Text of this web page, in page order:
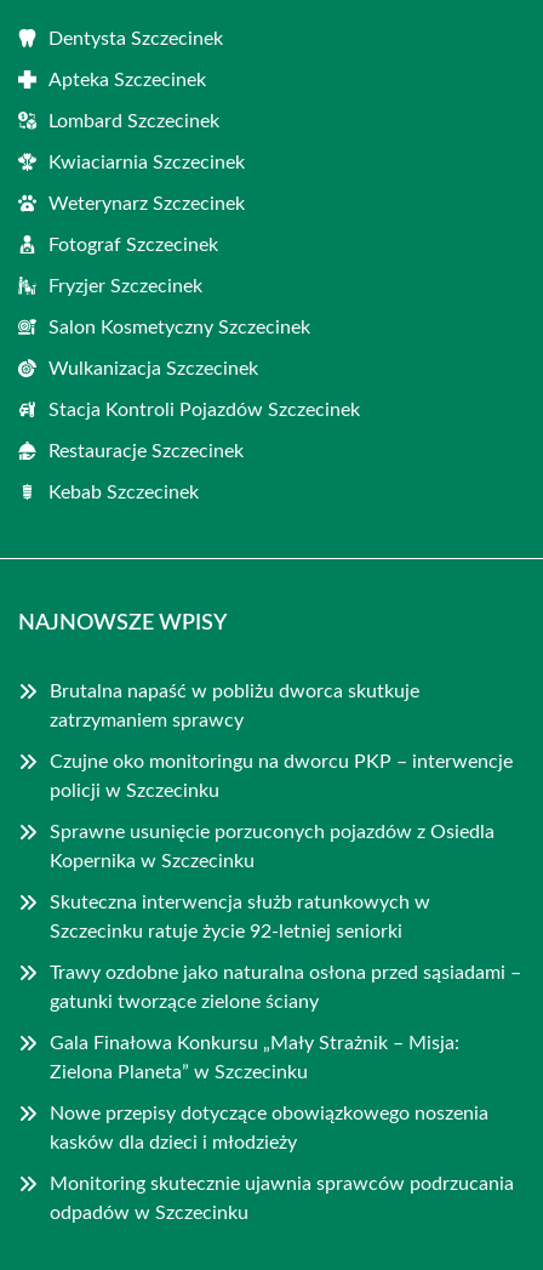
Dentysta Szczecinek
Apteka Szczecinek
Lombard Szczecinek
Kwiaciarnia Szczecinek
Weterynarz Szczecinek
Fotograf Szczecinek
Fryzjer Szczecinek
Salon Kosmetyczny Szczecinek
Wulkanizacja Szczecinek
Stacja Kontroli Pojazdów Szczecinek
Restauracje Szczecinek
Kebab Szczecinek
NAJNOWSZE WPISY
Brutalna napaść w pobliżu dworca skutkuje
zatrzymaniem sprawcy
Czujne oko monitoringu na dworcu PKP – interwencje
policji w Szczecinku
Sprawne usunięcie porzuconych pojazdów z Osiedla
Kopernika w Szczecinku
Skuteczna interwencja służb ratunkowych w
Szczecinku ratuje życie 92-letniej seniorki
Trawy ozdobne jako naturalna osłona przed sąsiadami –
gatunki tworzące zielone ściany
Gala Finałowa Konkursu „Mały Strażnik – Misja:
Zielona Planeta” w Szczecinku
Nowe przepisy dotyczące obowiązkowego noszenia
kasków dla dzieci i młodzieży
Monitoring skutecznie ujawnia sprawców podrzucania
odpadów w Szczecinku